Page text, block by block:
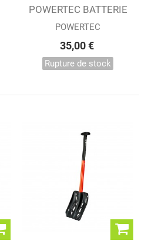
POWERTEC BATTERIE
EXTERNE GP...
POWERTEC
35,00 €
Rupture de stock